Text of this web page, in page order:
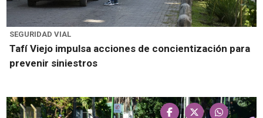
SEGURIDAD VIAL
Tafí Viejo impulsa acciones de concientización para
prevenir siniestros